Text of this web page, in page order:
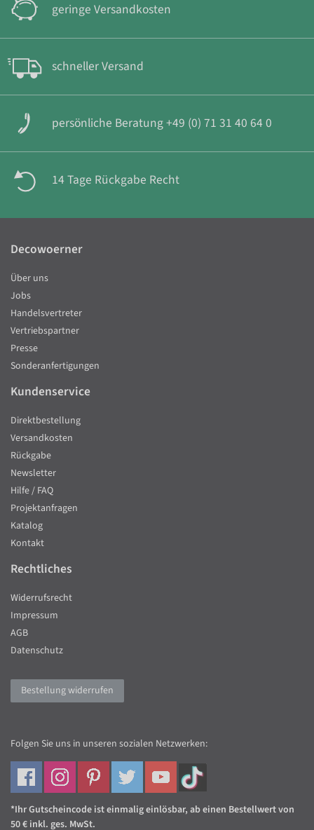
geringe Versandkosten
schneller Versand
persönliche Beratung +49 (0) 71 31 40 64 0
14 Tage Rückgabe Recht
Decowoerner
Über uns
Jobs
Handelsvertreter
Vertriebspartner
Presse
Sonderanfertigungen
Kundenservice
Direktbestellung
Versandkosten
Rückgabe
Newsletter
Hilfe / FAQ
Projektanfragen
Katalog
Kontakt
Rechtliches
Widerrufsrecht
Impressum
AGB
Datenschutz
Bestellung widerrufen
Folgen Sie uns in unseren sozialen Netzwerken:
*Ihr Gutscheincode ist einmalig einlösbar, ab einen Bestellwert von
50 € inkl. ges. MwSt.